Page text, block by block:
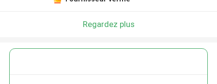
Regardez plus